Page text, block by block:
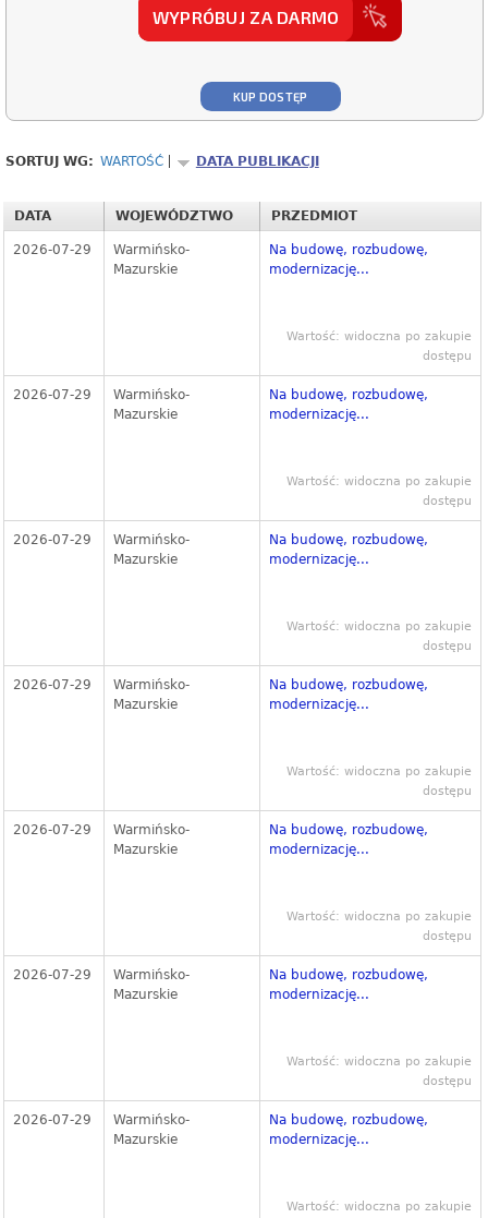
WYPRÓBUJ ZA DARMO
KUP DOSTĘP
SORTUJ WG: WARTOŚĆ DATA PUBLIKACJI
DATA WOJEWÓDZTWO PRZEDMIOT
2026-07-29
Warmińsko-
Mazurskie
Na budowę, rozbudowę,
modernizację...
Wartość: widoczna po zakupie
dostępu
2026-07-29
Warmińsko-
Mazurskie
Na budowę, rozbudowę,
modernizację...
Wartość: widoczna po zakupie
dostępu
2026-07-29
Warmińsko-
Mazurskie
Na budowę, rozbudowę,
modernizację...
Wartość: widoczna po zakupie
dostępu
2026-07-29
Warmińsko-
Mazurskie
Na budowę, rozbudowę,
modernizację...
Wartość: widoczna po zakupie
dostępu
2026-07-29
Warmińsko-
Mazurskie
Na budowę, rozbudowę,
modernizację...
Wartość: widoczna po zakupie
dostępu
2026-07-29
Warmińsko-
Mazurskie
Na budowę, rozbudowę,
modernizację...
Wartość: widoczna po zakupie
dostępu
2026-07-29
Warmińsko-
Mazurskie
Na budowę, rozbudowę,
modernizację...
Wartość: widoczna po zakupie